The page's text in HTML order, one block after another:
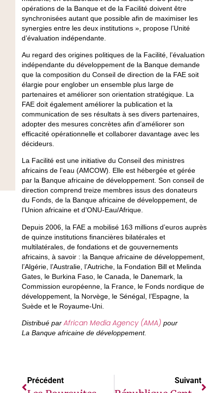
opérations de la Banque et de la Facilité doivent être
synchronisées autant que possible afin de maximiser les
synergies entre les deux institutions », propose l’Unité
d’évaluation indépendante.
Au regard des origines politiques de la Facilité, l’évaluation
indépendante du développement de la Banque demande
que la composition du Conseil de direction de la FAE soit
élargie pour englober un ensemble plus large de
partenaires et améliorer son orientation stratégique. La
FAE doit également améliorer la publication et la
communication de ses résultats à ses divers partenaires,
adopter des mesures concrètes afin d’améliorer son
efficacité opérationnelle et collaborer davantage avec les
décideurs.
La Facilité est une initiative du Conseil des ministres
africains de l’eau (AMCOW). Elle est hébergée et gérée
par la Banque africaine de développement. Son conseil de
direction comprend treize membres issus des donateurs
du Fonds, de la Banque africaine de développement, de
l’Union africaine et d’ONU-Eau/Afrique.
Depuis 2006, la FAE a mobilisé 163 millions d’euros auprès
de quinze institutions financières bilatérales et
multilatérales, de fondations et de gouvernements
africains, à savoir : la Banque africaine de développement,
l’Algérie, l’Australie, l’Autriche, la Fondation Bill et Melinda
Gates, le Burkina Faso, le Canada, le Danemark, la
Commission européenne, la France, le Fonds nordique de
développement, la Norvège, le Sénégal, l’Espagne, la
Suède et le Royaume-Uni.
Distribué par African Media Agency (AMA) pour
La Banque africaine de développement.
Précédent Suivant